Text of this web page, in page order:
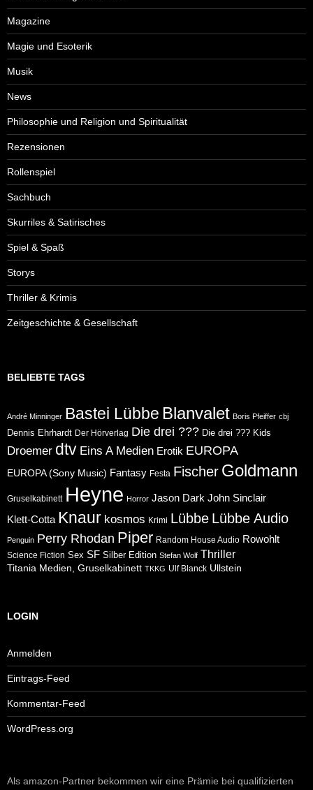
Magazine
Magie und Esoterik
Musik
News
Philosophie und Religion und Spiritualität
Rezensionen
Rollenspiel
Sachbuch
Skurriles & Satirisches
Spiel & Spaß
Storys
Thriller & Krimis
Zeitgeschichte & Gesellschaft
BELIEBTE TAGS
André Minninger Bastei Lübbe Blanvalet Boris Pfeiffer cbj
Dennis Ehrhardt Der Hörverlag Die drei ??? Die drei ??? Kids
Droemer dtv Eins A Medien Erotik EUROPA
EUROPA (Sony Music) Fantasy Festa Fischer Goldmann
Gruselkabinett Heyne Horror Jason Dark John Sinclair
Klett-Cotta Knaur kosmos Krimi Lübbe Lübbe Audio
Penguin Perry Rhodan Piper Random House Audio Rowohlt
Science Fiction Sex SF Silber Edition Stefan Wolf Thriller
Titania Medien, Gruselkabinett TKKG Ulf Blanck Ullstein
LOGIN
Anmelden
Eintrags-Feed
Kommentar-Feed
WordPress.org
Als amazon-Partner bekommen wir eine Prämie bei qualifizierten